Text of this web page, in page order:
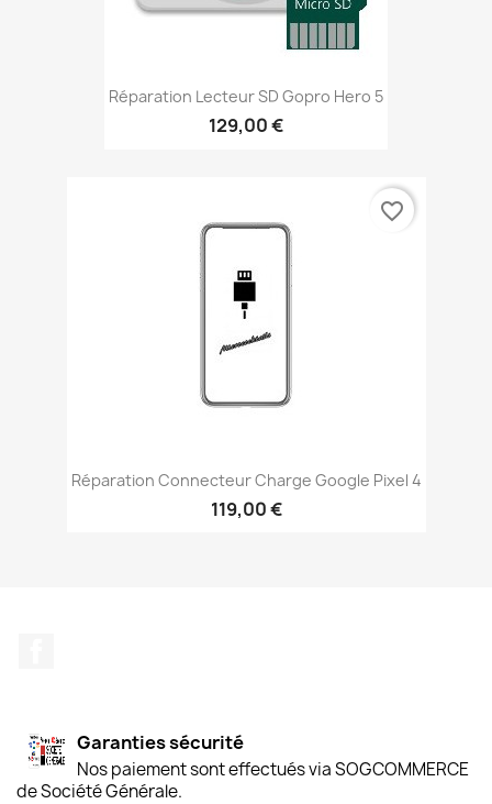
Réparation Lecteur SD Gopro Hero 5
129,00 €
Réparation Connecteur Charge Google Pixel 4
119,00 €
favorite_border
Garanties sécurité
Nos paiement sont effectués via SOGCOMMERCE
de Société Générale.